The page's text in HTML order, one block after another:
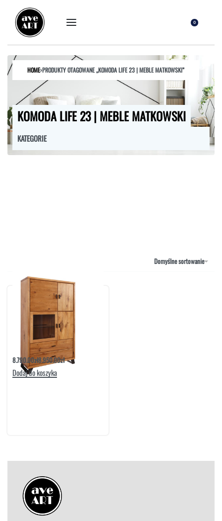
0
HOME›PRODUKTY OTAGOWANE „KOMODA LIFE 23 | MEBLE MATKOWSKI”
KOMODA LIFE 23 | MEBLE MATKOWSKI
KATEGORIE
STOŁY
SZAFKI I KOMODY
Domyślne sortowanie
Komoda Life 23 | Meble Matkowski
8.790.00zł8.950.00zł
Dodaj do koszyka